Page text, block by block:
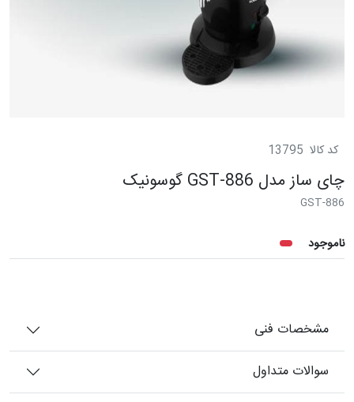
کد کالا 13795
چای ساز مدل GST-886 گوسونیک
GST-886
ناموجود
مشخصات فنی
سوالات متداول